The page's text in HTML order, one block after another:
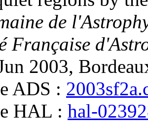
de
Française
2003,
ADS :
HAL : hal-